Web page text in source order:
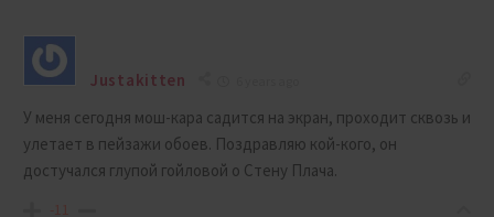
Justakitten
У меня сегодня мош-кара садится на экран, проходит сквозь и
улетает в пейзажи обоев. Поздравляю кой-кого, он
достучался глупой гойловой о Стену Плача.